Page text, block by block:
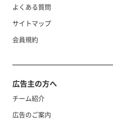
よくある質問
サイトマップ
会員規約
広告主の方へ
チーム紹介
広告のご案内